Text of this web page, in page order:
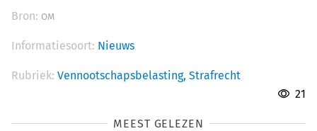
Bron: OM
Informatiesoort: Nieuws
Rubriek: Vennootschapsbelasting, Strafrecht
21
MEEST GELEZEN